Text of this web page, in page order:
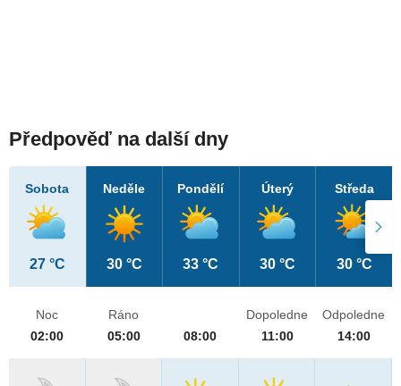
Předpověď na další dny
Sobota
27 °C
Neděle
30 °C
Pondělí
33 °C
Úterý
30 °C
Středa
30 °C
Noc
02:00
Ráno
05:00
08:00
Dopoledne
11:00
Odpoledne
14:00